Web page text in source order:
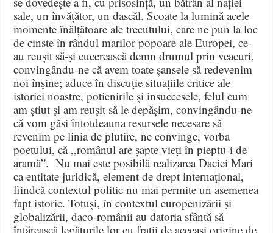
sale, un învățător, un dascăl. Scoate la lumină acele
momente înălțătoare ale trecutului, care ne pun la loc
de cinste în rândul marilor popoare ale Europei, ce-
au reușit să-și cucerească demn drumul prin veacuri,
convingându-ne că avem toate șansele să redevenim
noi înșine; aduce în discuție situațiile critice ale
istoriei noastre, poticnirile și insuccesele, felul cum
am știut și am reușit să le depășim, convingându-ne
că vom găsi întotdeauna resursele necesare să
revenim pe linia de plutire, ne convinge, vorba
poetului, că ,,românul are șapte vieți în pieptu-i de
aramă”. Nu mai este posibilă realizarea Daciei Mari
ca entitate juridică, element de drept internațional,
fiindcă contextul politic nu mai permite un asemenea
fapt istoric. Totuși, în contextul europenizării și
globalizării, daco-românii au datoria sfântă să
întărească legăturile lor cu frații de aceeași origine de